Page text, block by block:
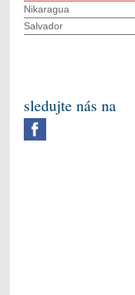
Nikaragua
Salvador
sledujte nás na